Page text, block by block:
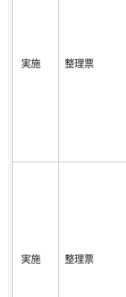
実施 整理票
実施 整理票